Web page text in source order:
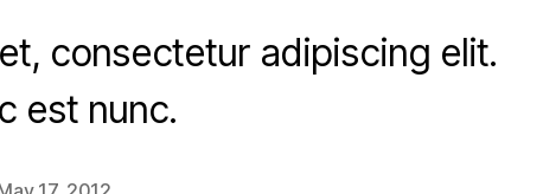
consectetur adipiscing elit.
est nunc.